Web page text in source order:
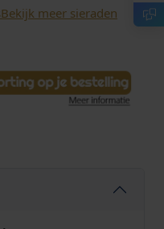
Bekijk meer sieraden